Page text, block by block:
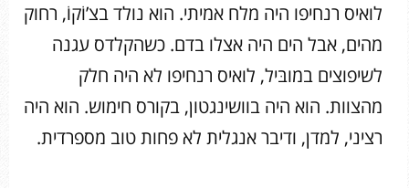
לואיס רנחיפו היה מלח אמיתי. הוא נולד בצ’וֹקוֹ, רחוק
מהים, אבל הים היה אצלו בדם. כשהקלדס עגנה
לשיפוצים במובּיל, לואיס רנחיפו לא היה חלק
מהצוות. הוא היה בוושינגטון, בקורס חימוש. הוא היה
רציני, למדן, ודיבר אנגלית לא פחות טוב מספרדית.